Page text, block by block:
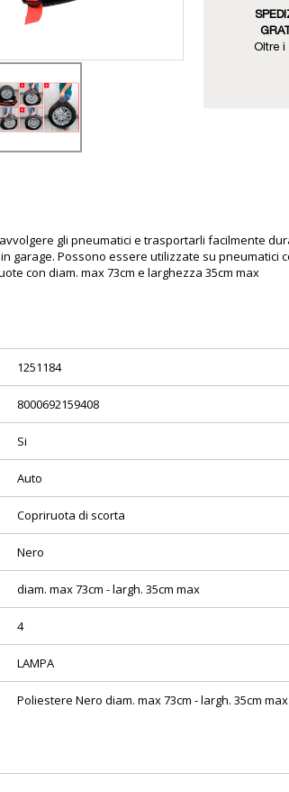
Oltre i
gli pneumatici e trasportarli facilmente
garage. Possono essere utilizzate su
con diam. max 73cm e larghezza 35cm max
1251184
8000692159408
Si
Auto
Copriruota di scorta
Nero
diam. max 73cm - largh. 35cm max
4
LAMPA
Poliestere Nero diam. max 73cm - largh. 35cm max